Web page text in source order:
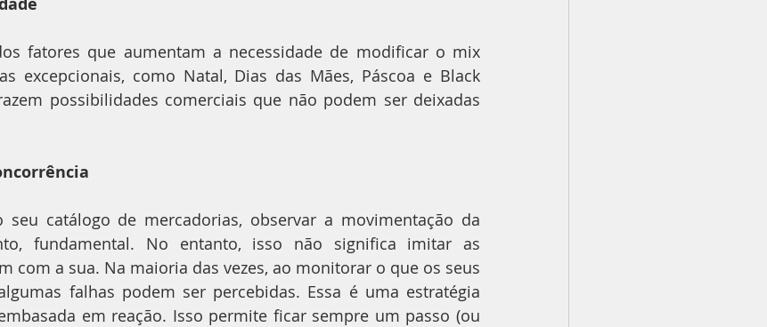
fatores que aumentam a necessidade de modificar o mix
excepcionais, como Natal, Dias das Mães, Páscoa e Black
possibilidades comerciais que não podem ser deixadas
catálogo de mercadorias, observar a movimentação da
fundamental. No entanto, isso não significa imitar as
com a sua. Na maioria das vezes, ao monitorar o que os seus
falhas podem ser percebidas. Essa é uma estratégia
em reação. Isso permite ficar sempre um passo (ou